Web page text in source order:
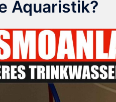
Aquaristik?